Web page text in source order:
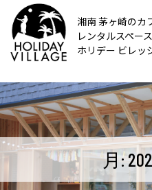
湘南 茅ヶ崎のカ
レンタルスペース
ホリデー ビレッ
月: